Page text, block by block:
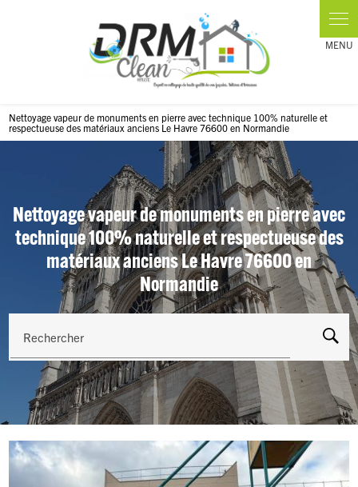
Nettoyage vapeur de monuments en pierre avec technique 100% naturelle et
respectueuse des matériaux anciens Le Havre 76600 en Normandie
Nettoyage vapeur de monuments en pierre avec
technique 100% naturelle et respectueuse des
matériaux anciens Le Havre 76600 en
Normandie
Rechercher